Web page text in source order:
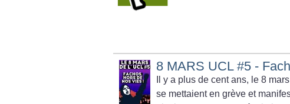
8 MARS UCL #5 -
Il y a plus de cent ans, le 8
se mettaient en grève et